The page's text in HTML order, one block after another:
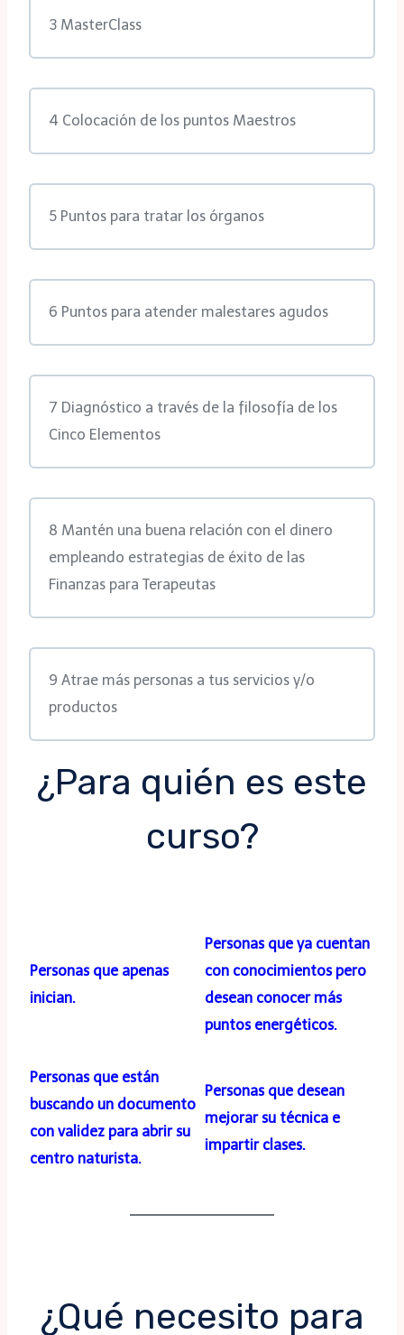
3 MasterClass
4 Colocación de los puntos Maestros
5 Puntos para tratar los órganos
6 Puntos para atender malestares agudos
7 Diagnóstico a través de la filosofía de los
Cinco Elementos
8 Mantén una buena relación con el dinero
empleando estrategias de éxito de las
Finanzas para Terapeutas
9 Atrae más personas a tus servicios y/o
productos
¿Para quién es este
curso?
Personas que apenas
inician.
Personas que ya cuentan
con conocimientos pero
desean conocer más
puntos energéticos.
Personas que están
buscando un documento
con validez para abrir su
centro naturista.
Personas que desean
mejorar su técnica e
impartir clases.
¿Qué necesito para